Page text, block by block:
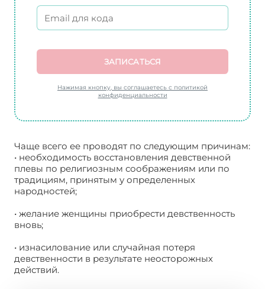
ЗАПИСАТЬСЯ
Нажимая кнопку, вы соглашаетесь с политикой
конфиденциальности
Чаще всего ее проводят по следующим причинам:
• необходимость восстановления девственной
плевы по религиозным соображениям или по
традициям, принятым у определенных
народностей;
• желание женщины приобрести девственность
вновь;
• изнасилование или случайная потеря
девственности в результате неосторожных
действий.